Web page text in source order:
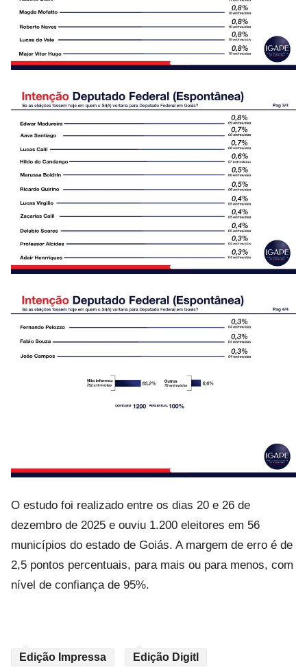
O estudo foi realizado entre os dias 20 e 26 de
dezembro de 2025 e ouviu 1.200 eleitores em 56
municípios do estado de Goiás. A margem de erro é de
2,5 pontos percentuais, para mais ou para menos, com
nível de confiança de 95%.
Edição Impressa Edição Digitl